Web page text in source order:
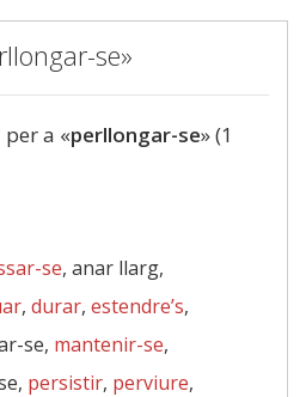
se»
a «perllongar-se» (1
se, anar llarg,
, durar, estendre’s,
se, mantenir-se,
persistir, perviure,